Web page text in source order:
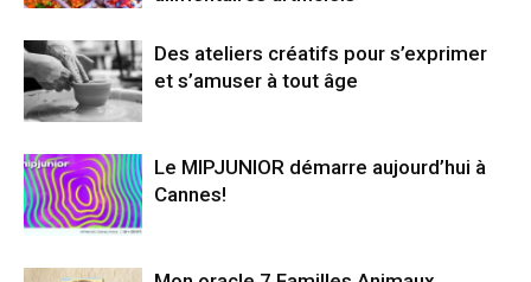
Des ateliers créatifs pour s’exprimer
et s’amuser à tout âge
Le MIPJUNIOR démarre aujourd’hui à
Cannes!